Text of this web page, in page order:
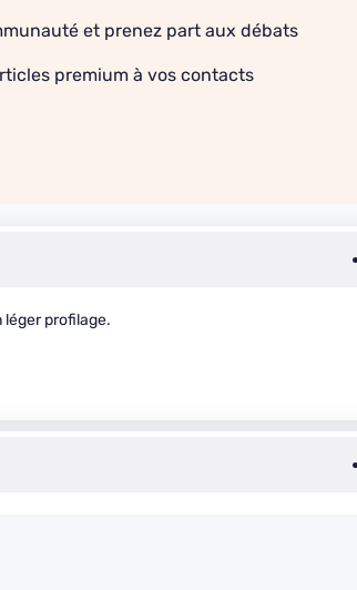
et prenez part aux débats
premium à vos contacts
léger profilage.